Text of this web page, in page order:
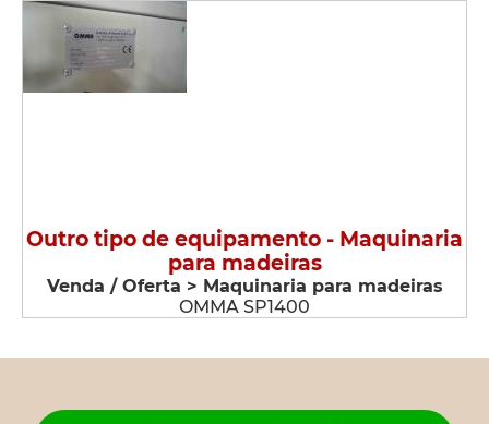
Outro tipo de equipamento - Maquinaria
para madeiras
Venda / Oferta > Maquinaria para madeiras
OMMA SP1400